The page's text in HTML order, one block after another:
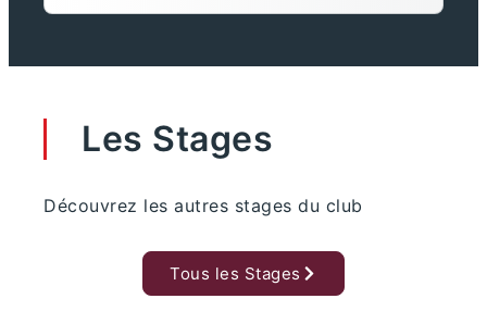
Les Stages
Découvrez les autres stages du club
Tous les Stages